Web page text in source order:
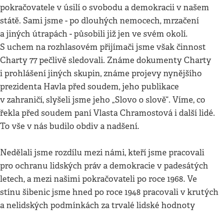
pokračovatele v úsilí o svobodu a demokracii v našem
státě. Sami jsme - po dlouhých nemocech, mrzačení
a jiných útrapách - působili již jen ve svém okolí.
S uchem na rozhlasovém přijímači jsme však činnost
Charty 77 pečlivě sledovali. Známe dokumenty Charty
i prohlášení jiných skupin, známe projevy nynějšího
prezidenta Havla před soudem, jeho publikace
v zahraničí, slyšeli jsme jeho „Slovo o slově“. Víme, co
řekla před soudem paní Vlasta Chramostová i další lidé.
To vše v nás budilo obdiv a nadšení.
Nedělali jsme rozdílu mezi námi, kteří jsme pracovali
pro ochranu lidských práv a demokracie v padesátých
letech, a mezi našimi pokračovateli po roce 1968. Ve
stínu šibenic jsme hned po roce 1948 pracovali v krutých
a nelidských podmínkách za trvalé lidské hodnoty